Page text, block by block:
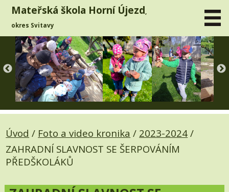
Mateřská škola Horní Újezd
okres Svitavy
Úvod / Foto a video kronika / 2023-2024 /
ZAHRADNÍ SLAVNOST SE ŠERPOVÁNÍM
PŘEDŠKOLÁKŮ